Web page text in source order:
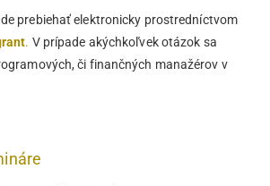
prebiehať elektronicky prostredníctvom
. V prípade akýchkoľvek otázok sa
či finančných manažérov v